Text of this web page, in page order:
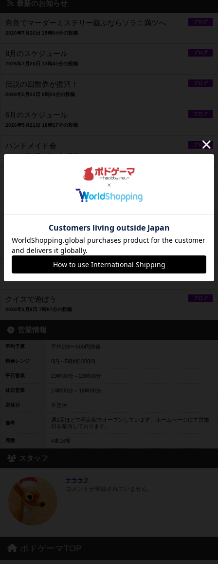
最新のお知らせ
ブログ
奈良でマーダーミステリー遊ぶならソラニ満ツへ
2026年7月26日 15時04分の投稿
ブログ
8月のスケジュール
2026年7月25日 13時41分の投稿
ブログ
伝説の回数券が復活！
2026年5月22日 9時23分の投稿
ブログ
6月のスケジュール
2026年5月21日 18時17分の投稿
ブログ
ハンドメイド会
2026年5月15日 19時20分の投稿
3月から料金が変更になります
2026年2月23日 22時33分の投稿
マダミス会が増えます
ブログ
クイズで遊ぼう
2026年2月8日 7時07分の投稿
営業情報
平均予算 平均200〜500円前後
料金レンジ 0円～5時間1000円
平日営業 19時00分～23時00分
休日営業 14時00分～19時00分
定休日 不定休
備考
週2回ほどで不定期でオープンしています。ホームページにて営業
日を案内しております。
席数 4卓18席
スタッフ
ナララク
コメントが登録されていません。
ボドゲーマTOP